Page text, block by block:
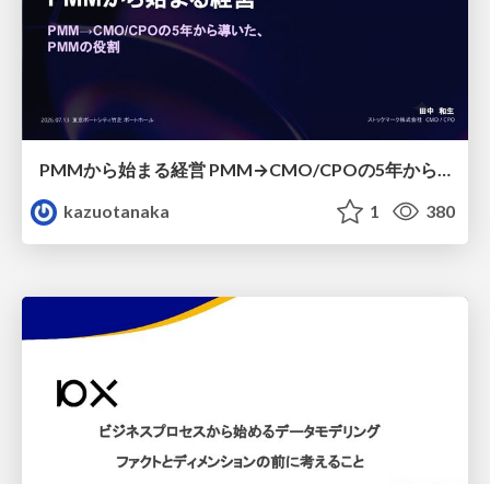
PMMから始まる経営 PMM→CMO/CPOの5年から導いた、 PMMの役割
kazuotanaka
1 380